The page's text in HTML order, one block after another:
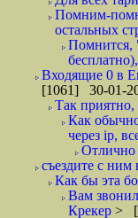
Помним-
остальных
Помнится,
Входящие 0 в
[1061] 30-01-
Так
Как
через ip,
Отлично
съездите с
Как бы эта
Вам
Крекер >